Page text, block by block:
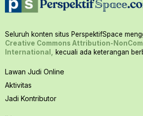
Seluruh konten situs PerspektifSpace
Creative Commons Attribution-
International,
kecuali ada keterangan
Lawan Judi Online
Aktivitas
Jadi Kontributor